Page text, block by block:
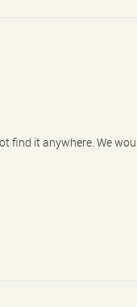
find it anywhere. We